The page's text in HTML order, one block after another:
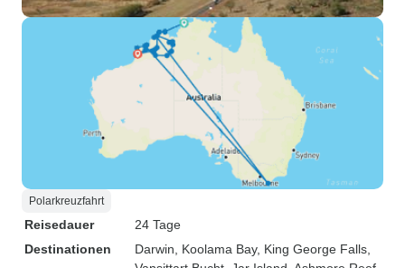
Polarkreuzfahrt
Reisedauer
24 Tage
Destinationen
Darwin , Koolama Bay, King George Falls